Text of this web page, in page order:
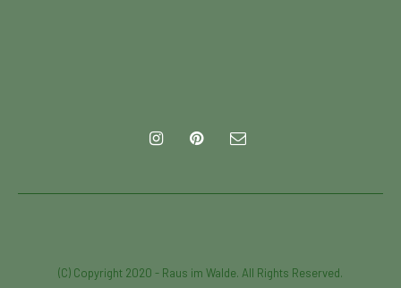
(C) Copyright 2020 - Raus im Walde. All Rights Reserved.
Diese Website benutzt Cookies. Wenn du die Website weiter
nutzt, gehen wir von deinem Einverständnis aus.